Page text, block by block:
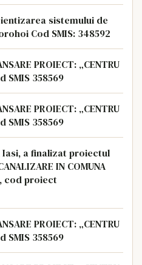
sistemului de
Cod SMIS: 348592
PROIECT: „CENTRU
SMIS 358569
PROIECT: „CENTRU
SMIS 358569
Iasi, a finalizat proiectul
IN COMUNA
cod proiect
PROIECT: „CENTRU
SMIS 358569